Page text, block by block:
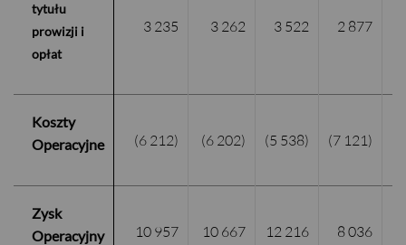
tytułu
prowizji i
opłat
3 235 3 262 3 522 2 877
Koszty
Operacyjne
(6 212) (6 202) (5 538) (7 121)
Zysk
Operacyjny
10 957 10 667 12 216 8 036